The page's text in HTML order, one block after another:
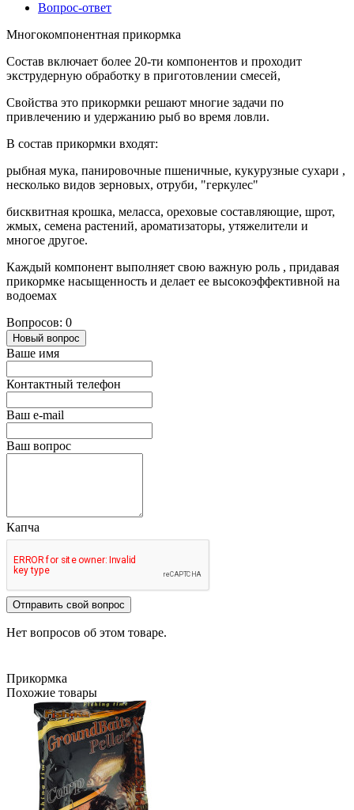
Вопрос-ответ
Многокомпонентная прикормка
Состав включает более 20-ти компонентов и проходит
экструдерную обработку в приготовлении смесей,
Свойства это прикормки решают многие задачи по
привлечению и удержанию рыб во время ловли.
В состав прикормки входят:
рыбная мука, панировочные пшеничные, кукурузные сухари ,
несколько видов зерновых, отруби, "геркулес"
бисквитная крошка, меласса, ореховые составляющие, шрот,
жмых, семена растений, ароматизаторы, утяжелители и
многое другое.
Каждый компонент выполняет свою важную роль , придавая
прикормке насыщенность и делает ее высокоэффективной на
водоемах
Вопросов: 0
Новый вопрос
Ваше имя
Контактный телефон
Ваш e-mail
Ваш вопрос
Капча
Отправить свой вопрос
Нет вопросов об этом товаре.
Прикормка
Похожие товары